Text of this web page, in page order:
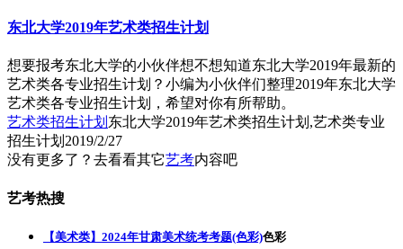
东北大学2019年艺术类招生计划
想要报考东北大学的小伙伴想不想知道东北大学2019年最新的
艺术类各专业招生计划？小编为小伙伴们整理2019年东北大学
艺术类各专业招生计划，希望对你有所帮助。
艺术类招生计划 东北大学2019年艺术类招生计划,艺术类专业
招生计划 2019/2/27
没有更多了？去看看其它艺考内容吧
艺考热搜
【美术类】2024年甘肃美术统考考题(色彩)色彩